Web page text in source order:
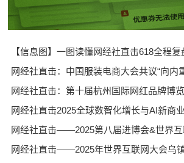
【信息图】一图读懂网经社直击618全程复
网经社直击：第十届杭州国际网红品牌博
网经社直击2025全球数智化增长与AI新商
网经社直击——2025年世界互联网大会乌